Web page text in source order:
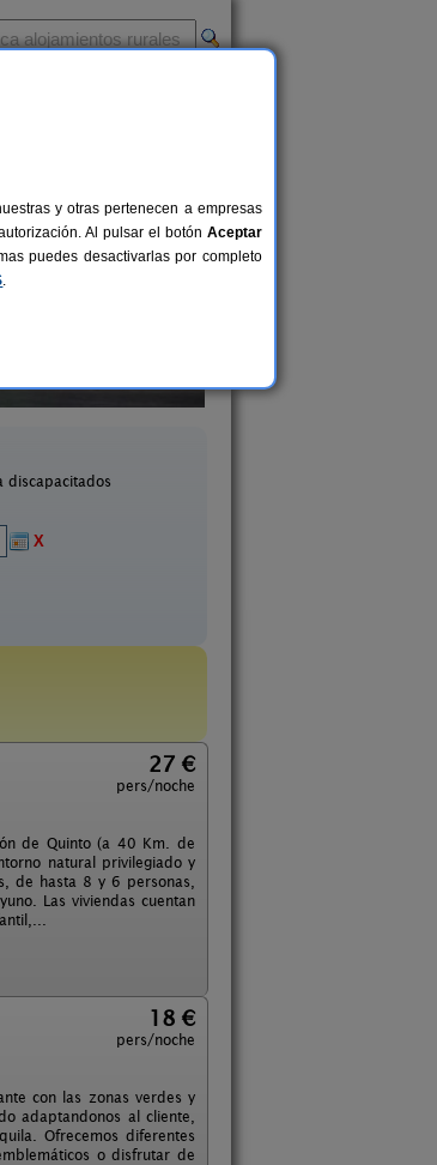
Murillo de Gállego
discapacitados
X
27 €
pers/noche
de Quinto (a 40 Km. de
natural privilegiado y
de hasta 8 y 6 personas,
Las viviendas cuentan
18 €
pers/noche
con las zonas verdes y
adaptandonos al cliente,
Ofrecemos diferentes
o disfrutar de
y otras pertenecen a empresas
Al pulsar el botón Aceptar
puedes desactivarlas por completo
.